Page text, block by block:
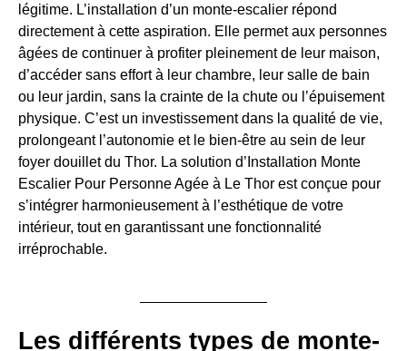
légitime. L’installation d’un monte-escalier répond
directement à cette aspiration. Elle permet aux personnes
âgées de continuer à profiter pleinement de leur maison,
d’accéder sans effort à leur chambre, leur salle de bain
ou leur jardin, sans la crainte de la chute ou l’épuisement
physique. C’est un investissement dans la qualité de vie,
prolongeant l’autonomie et le bien-être au sein de leur
foyer douillet du Thor. La solution d’Installation Monte
Escalier Pour Personne Agée à Le Thor est conçue pour
s’intégrer harmonieusement à l’esthétique de votre
intérieur, tout en garantissant une fonctionnalité
irréprochable.
Les différents types de monte-